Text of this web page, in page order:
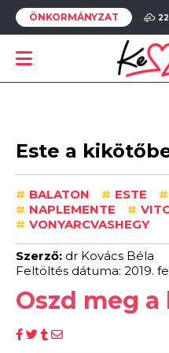
ÖNKORMÁNYZAT
Este a
# BALATON # ESTE #
# NAPLEMENTE #
# VONYARCVASHEGY
Szerző: dr Kovács Béla
Feltöltés dátuma: 2019.
Oszd meg